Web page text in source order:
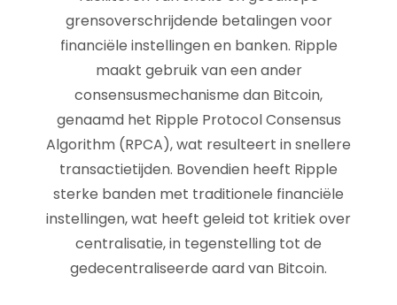
grensoverschrijdende betalingen voor
financiële instellingen en banken. Ripple
maakt gebruik van een ander
consensusmechanisme dan Bitcoin,
genaamd het Ripple Protocol Consensus
Algorithm (RPCA), wat resulteert in snellere
transactietijden. Bovendien heeft Ripple
sterke banden met traditionele financiële
instellingen, wat heeft geleid tot kritiek over
centralisatie, in tegenstelling tot de
gedecentraliseerde aard van Bitcoin.